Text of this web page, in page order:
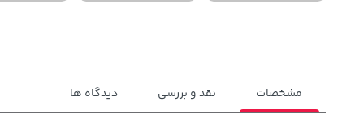
مشخصات نقد و بررسی دیدگاه ها